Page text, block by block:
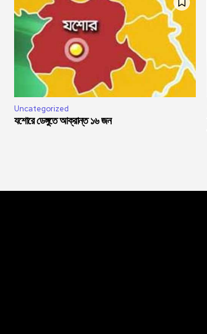
Uncategorized
যশোরে ডেঙ্গুতে আক্রান্ত ১৬ জন